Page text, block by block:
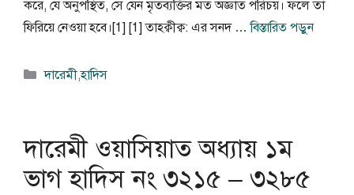
করে, যে অনুপস্থিত, সে যেন মৃতব্যক্তির মত অজ্ঞাত পরিচয়। ফলে তা
ফিরিয়ে নেওয়া হবে।[1] [1] তাহক্বীক্ব: এর সনদ …বিস্তারিত পড়ুন
বিভাগ
দারেমী,হাদিস
দারেমী ওয়াসিয়াত অধ্যায় ১ম
ভাগ হাদিস নং ৩২১৫ – ৩২৮৫